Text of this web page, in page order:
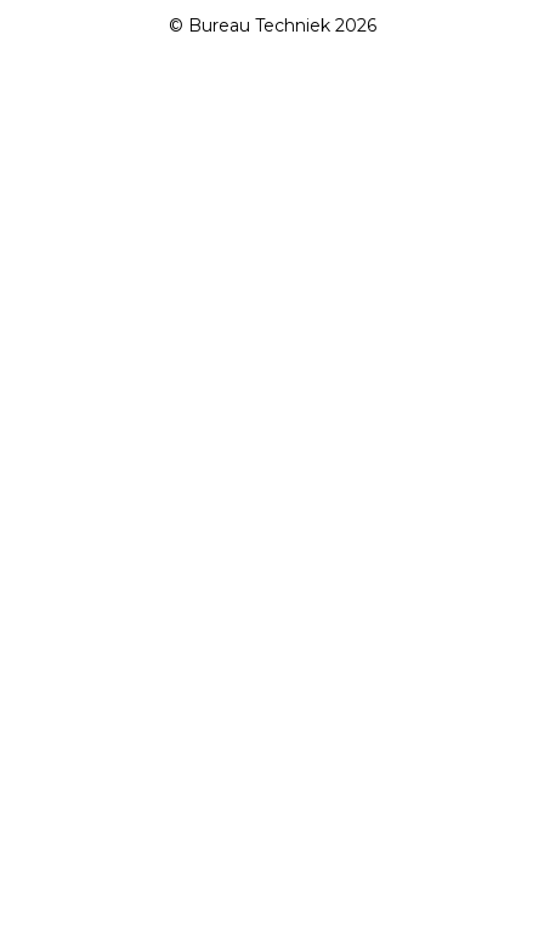
© Bureau Techniek 2026